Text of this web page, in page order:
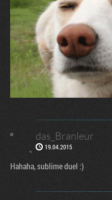
das_Branleur
19.04.2015
Hahaha, sublime duel :)